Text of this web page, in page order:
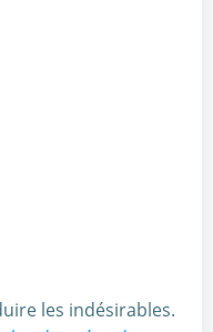
les indésirables.